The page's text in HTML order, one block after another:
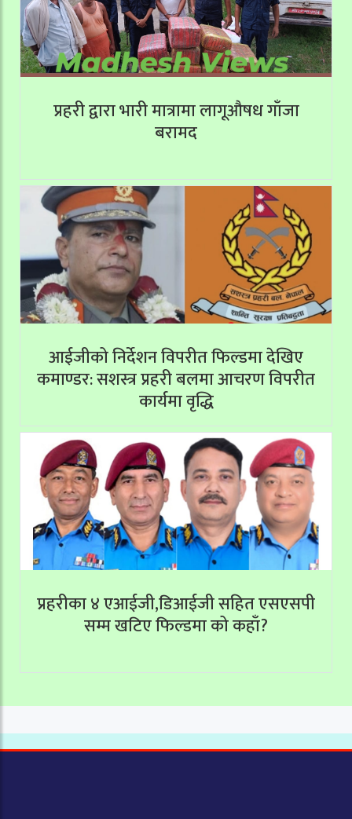
प्रहरी द्वारा भारी मात्रामा लागूऔषध गाँजा
बरामद
आईजीको निर्देशन विपरीत फिल्डमा देखिए
कमाण्डर: सशस्त्र प्रहरी बलमा आचरण विपरीत
कार्यमा वृद्धि
प्रहरीका ४ एआईजी,डिआईजी सहित एसएसपी
सम्म खटिए फिल्डमा को कहाँ?